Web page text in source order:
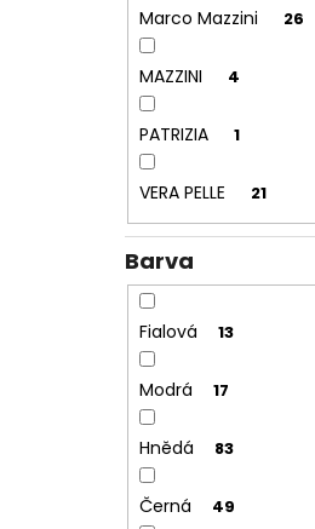
Marco Mazzini 26
MAZZINI 4
PATRIZIA 1
VERA PELLE 21
Barva
Fialová 13
Modrá 17
Hnědá 83
Černá 49